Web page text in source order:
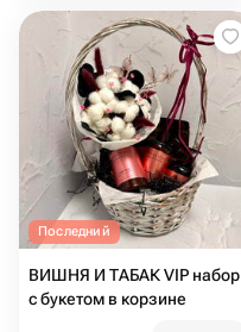
Последний
ВИШНЯ И ТАБАК VIP набор
с букетом в корзине